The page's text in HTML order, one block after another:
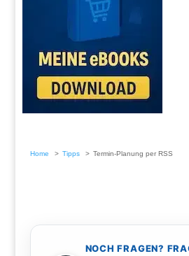
Home Tipps Termin-Planung per RSS
NOCH FRAGEN?